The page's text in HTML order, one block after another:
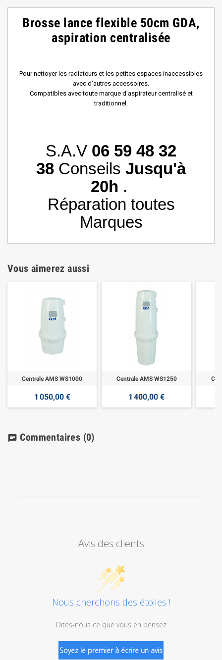
Brosse lance flexible 50cm GDA,
aspiration centralisée
Pour nettoyer les radiateurs et les petites espaces inaccessibles
avec d'autres accessoires.
Compatibles avec toute marque d'aspirateur centralisé et
traditionnel.
S.A.V 06 59 48 32
38 Conseils Jusqu'à
20h .
Réparation toutes
Marques
Vous aimerez aussi
Centrale AMS WS1000
1 050,00 €
Centrale AMS WS1250
1 400,00 €
chat Commentaires (0)
Avis des clients
Nous cherchons des étoiles !
Dites-nous ce que vous en pensez
Soyez le premier à écrire un avis